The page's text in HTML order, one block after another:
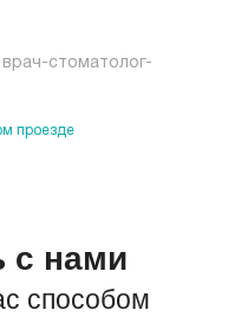
стоматолог-
проезде
с нами
способом